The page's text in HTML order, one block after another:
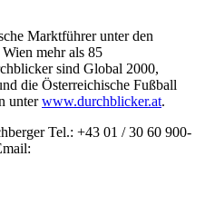
Marktführer unter den
mehr als 85
sind Global 2000,
die Österreichische Fußball
unterwww.durchblicker.at.
Tel.: +43 01 / 30 60 900-